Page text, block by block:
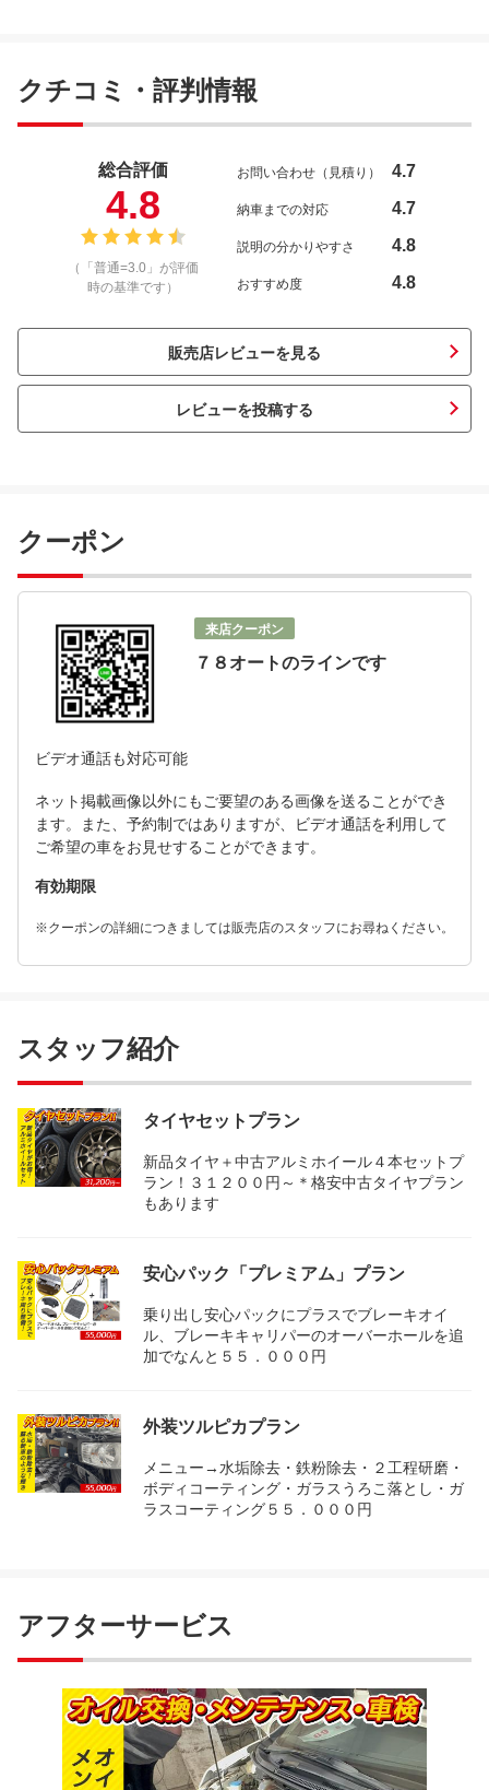
クチコミ・評判情報
総合評価
4.8
（「普通=3.0」が評価
時の基準です）
お問い合わせ（見積り） 4.7
納車までの対応 4.7
説明の分かりやすさ 4.8
おすすめ度 4.8
販売店レビューを見る
レビューを投稿する
クーポン
来店クーポン
７８オートのラインです
ビデオ通話も対応可能
ネット掲載画像以外にもご要望のある画像を送ることができ
ます。また、予約制ではありますが、ビデオ通話を利用して
ご希望の車をお見せすることができます。
有効期限
※クーポンの詳細につきましては販売店のスタッフにお尋ねください。
スタッフ紹介
タイヤセットプラン
新品タイヤ＋中古アルミホイール４本セットプ
ラン！３１２００円～＊格安中古タイヤプラン
もあります
安心パック「プレミアム」プラン
乗り出し安心パックにプラスでブレーキオイ
ル、ブレーキキャリパーのオーバーホールを追
加でなんと５５．０００円
外装ツルピカプラン
メニュー→水垢除去・鉄粉除去・２工程研磨・
ボディコーティング・ガラスうろこ落とし・ガ
ラスコーティング５５．０００円
アフターサービス